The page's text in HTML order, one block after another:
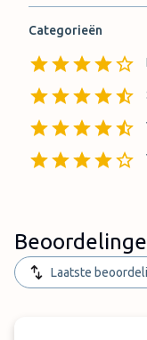
Categorieën
Laatste